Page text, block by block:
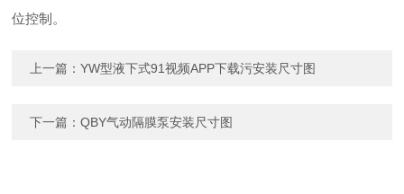
位控制。
上一篇：YW型液下式91视频APP下载污安装尺寸图
下一篇：QBY气动隔膜泵安装尺寸图